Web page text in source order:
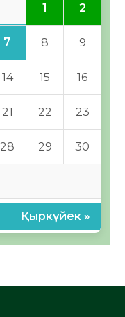
1 2
7 8 9
14 15 16
21 22 23
28 29 30
Қыркүйек »